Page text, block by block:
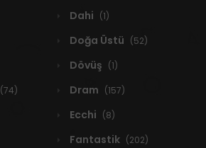
Dahi (1)
Doğa Üstü (52)
Dövüş (1)
(74) Dram (157)
Ecchi (8)
Fantastik (202)